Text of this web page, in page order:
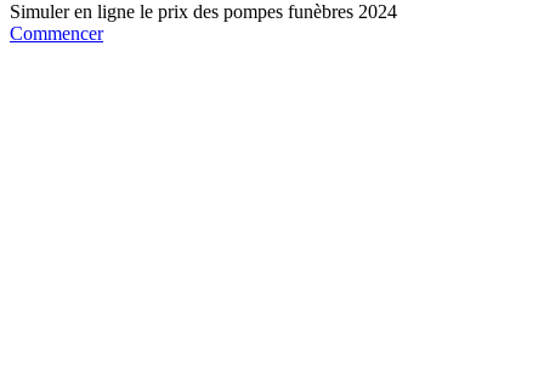
Simuler en ligne le prix des pompes funèbres 2024
Commencer